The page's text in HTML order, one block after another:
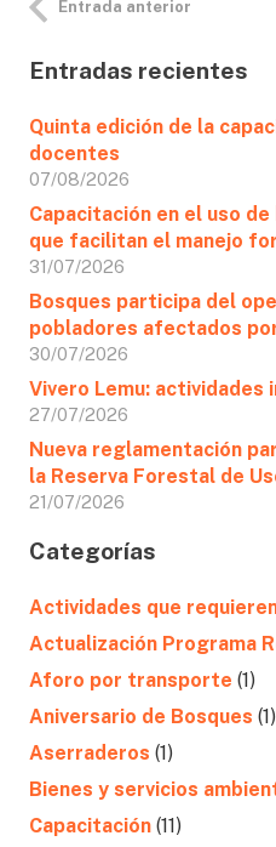
Entrada anterior
Entradas recientes
Quinta edición de la
docentes
07/08/2026
Capacitación en el uso
que facilitan el manejo
31/07/2026
Bosques participa del
pobladores afectados
30/07/2026
Vivero Lemu: actividades
27/07/2026
Nueva reglamentación
la Reserva Forestal de
21/07/2026
Categorías
Actividades que
Actualización Programa
Aforo por transporte (1)
Aniversario de Bosques (1)
Aserraderos (1)
Bienes y servicios
Capacitación (11)